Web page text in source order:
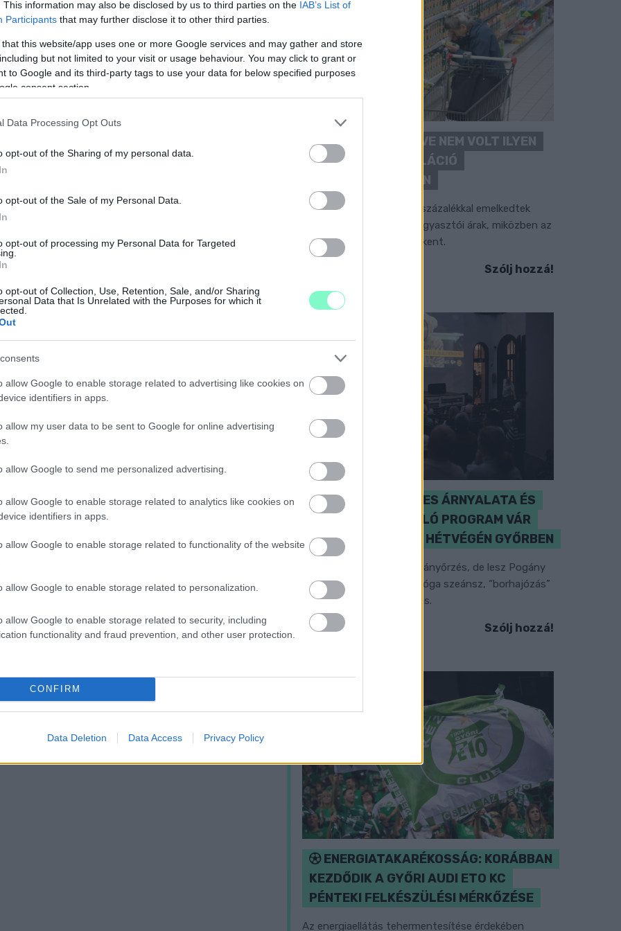
This information may also be disclosed by us to third parties on the IAB’s List of
Participants that may further disclose it to other third parties.
that this website/app uses one or more Google services and may gather and store
but not limited to your visit or usage behaviour. You may click to grant or
to Google and its third-party tags to use your data for below specified purposes
consent section.
Data Processing Opt Outs
opt-out of the Sharing of my personal data.
opt-out of the Sale of my Personal Data.
opt-out of processing my Personal Data for Targeted
opt-out of Collection, Use, Retention, Sale, and/or Sharing
Data that Is Unrelated with the Purposes for which it
allow Google to enable storage related to advertising like cookies on
identifiers in apps.
allow my user data to be sent to Google for online advertising
allow Google to send me personalized advertising.
allow Google to enable storage related to analytics like cookies on
identifiers in apps.
allow Google to enable storage related to functionality of the website
allow Google to enable storage related to personalization.
allow Google to enable storage related to security, including
functionality and fraud prevention, and other user protection.
CONFIRM
Data Deletion Data Access Privacy Policy
Az ALDI vásárlói így meg tudják ítélni,
mi nem, illetve mely termékek érkeznek
magatartásra és együttműködik a GVH-val,
is értékelik az ALDI-nak a magyar
iránti elkötelezettségét.
a tőlük független szerkesztőségek
még a hatalmat ellenőrző hang, akkor
Nemzeti Újságírók Demokratikus
00000113-44920004.
ÖRÖMHÍR: TÍZ ÉVE NEM VOLT ILYEN
ALACSONY AZ INFLÁCIÓ
MAGYARORSZÁGON
Júliusban mindössze 1,2 százalékkal emelkedtek
éves összevetésben a fogyasztói árak, miközben az
élelmiszerek ára már csökkent.
Szólj hozzá!
A BAROKK ÖSSZES ÁRNYALATA ÉS
MÉG EGY SOR KIVÁLÓ PROGRAM VÁR
MINDENKIT EZEN A HÉTVÉGÉN GYŐRBEN
Középpontban a hagyományőrzés, de lesz Pogány
Induló és Majka koncert, jóga szeánsz, “borhajózás”
és egy csomó minden más.
Szólj hozzá!
ENERGIATAKARÉKOSSÁG: KORÁBBAN
KEZDŐDIK A GYŐRI AUDI ETO KC
PÉNTEKI FELKÉSZÜLÉSI MÉRKŐZÉSE
Az energiaellátás tehermentesítése érdekében